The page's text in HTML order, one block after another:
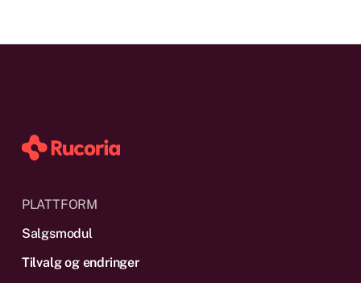
PLATTFORM
Salgsmodul
Tilvalg og endringer